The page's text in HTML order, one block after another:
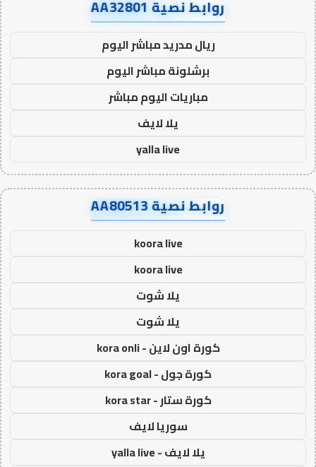
روابط نصية AA32801
ريال مدريد مباشر اليوم
برشلونة مباشر اليوم
مباريات اليوم مباشر
يلا لايف
yalla live
روابط نصية AA80513
koora live
koora live
يلا شوت
يلا شوت
كورة اون لاين - kora onli
كورة جول - kora goal
كورة ستار - kora star
سوريا لايف
يلا لايف - yalla live